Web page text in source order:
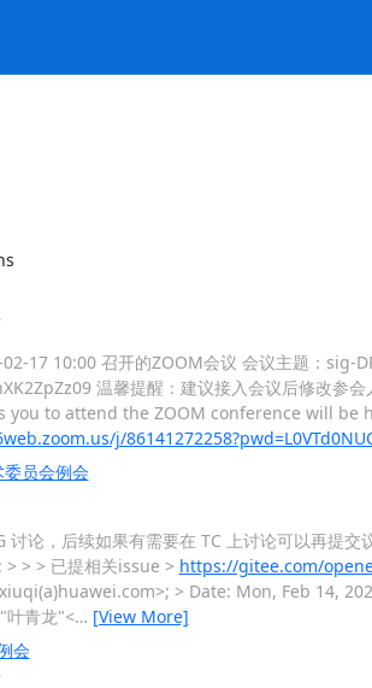
17 10:00 召开的ZOOM会议 会议主题：
温馨提醒：建议接入会议后修改参
you to attend the ZOOM conference will
j/
员会例会
讨论，后续如果有需要在 TC 上讨论可以再提
> > 已提相关issue > https://gitee.com/
> Date: Mon, Feb 14,
青龙"<… [View More]
会